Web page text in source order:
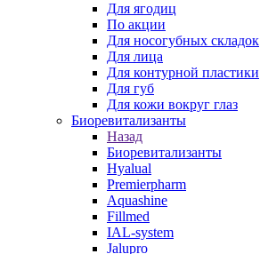
Для ягодиц
По акции
Для носогубных складок
Для лица
Для контурной пластики
Для губ
Для кожи вокруг глаз
Биоревитализанты
Назад
Биоревитализанты
Hyalual
Premierpharm
Aquashine
Fillmed
IAL-system
Jalupro